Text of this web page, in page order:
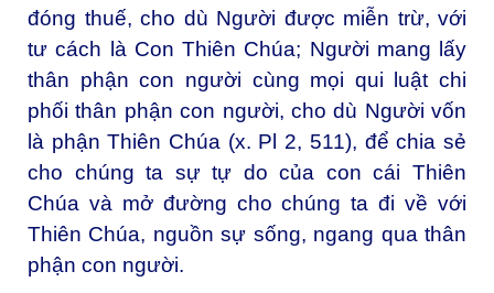
đóng thuế, cho dù Người được miễn trừ, với
tư cách là Con Thiên Chúa; Người mang lấy
thân phận con người cùng mọi qui luật chi
phối thân phận con người, cho dù Người vốn
là phận Thiên Chúa (x. Pl 2, 511), để chia sẻ
cho chúng ta sự tự do của con cái Thiên
Chúa và mở đường cho chúng ta đi về với
Thiên Chúa, nguồn sự sống, ngang qua thân
phận con người.